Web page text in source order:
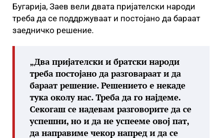
Бугарија, Заев вели двата пријателски народи
треба да се поддржуваат и постојано да бараат
заедничко решение.
„Два пријателски и братски народи
треба постојано да разговараат и да
бараат решение. Решението е некаде
тука околу нас. Треба да го најдеме.
Секогаш се надевам разговорите да се
успешни, но и да не успееме овој пат,
да направиме чекор напред и да се